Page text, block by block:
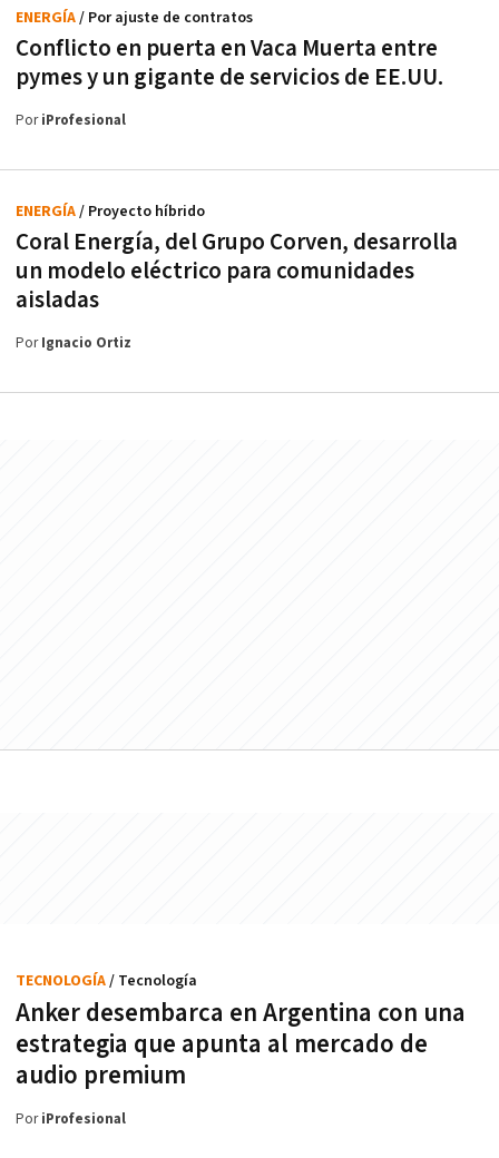
Conflicto en puerta en Vaca Muerta entre
pymes y un gigante de servicios de EE.UU.
ENERGÍA/ Por ajuste de contratos
PoriProfesional
Coral Energía, del Grupo Corven, desarrolla
un modelo eléctrico para comunidades
aisladas
ENERGÍA/ Proyecto híbrido
PorIgnacio Ortiz
Anker desembarca en Argentina con una
estrategia que apunta al mercado de
audio premium
TECNOLOGÍA/ Tecnología
PoriProfesional